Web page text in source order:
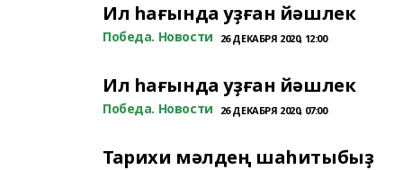
Ил һағында уҙған йәшлек
Победа. Новости 26 ДЕКАБРЯ 2020, 12:00
Ил һағында уҙған йәшлек
Победа. Новости 26 ДЕКАБРЯ 2020, 07:00
Тарихи мәлдең шаһитыбыҙ